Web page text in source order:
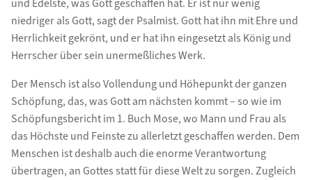
und Edelste, was Gott geschaffen hat. Er ist nur wenig
niedriger als Gott, sagt der Psalmist. Gott hat ihn mit Ehre und
Herrlichkeit gekrönt, und er hat ihn eingesetzt als König und
Herrscher über sein unermeßliches Werk.
Der Mensch ist also Vollendung und Höhepunkt der ganzen
Schöpfung, das, was Gott am nächsten kommt – so wie im
Schöpfungsbericht im 1. Buch Mose, wo Mann und Frau als
das Höchste und Feinste zu allerletzt geschaffen werden. Dem
Menschen ist deshalb auch die enorme Verantwortung
übertragen, an Gottes statt für diese Welt zu sorgen. Zugleich